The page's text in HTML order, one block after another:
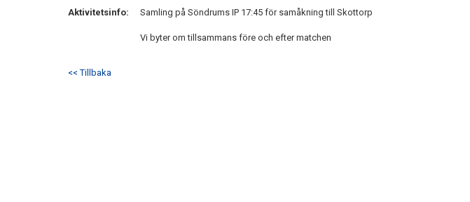
Aktivitetsinfo:
Samling på Söndrums IP 17:45 för samåkning till Skottorp
Vi byter om tillsammans före och efter matchen
<< Tillbaka